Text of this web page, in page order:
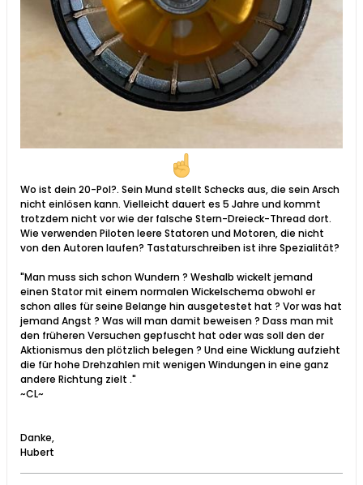
Wo ist dein 20-Pol?. Sein Mund stellt Schecks aus, die sein Arsch
nicht einlösen kann. Vielleicht dauert es 5 Jahre und kommt
trotzdem nicht vor wie der falsche Stern-Dreieck-Thread dort.
Wie verwenden Piloten leere Statoren und Motoren, die nicht
von den Autoren laufen? Tastaturschreiben ist ihre Spezialität?
"Man muss sich schon Wundern ? Weshalb wickelt jemand
einen Stator mit einem normalen Wickelschema obwohl er
schon alles für seine Belange hin ausgetestet hat ? Vor was hat
jemand Angst ? Was will man damit beweisen ? Dass man mit
den früheren Versuchen gepfuscht hat oder was soll den der
Aktionismus den plötzlich belegen ? Und eine Wicklung aufzieht
die für hohe Drehzahlen mit wenigen Windungen in eine ganz
andere Richtung zielt ."
~CL~
Danke,
Hubert